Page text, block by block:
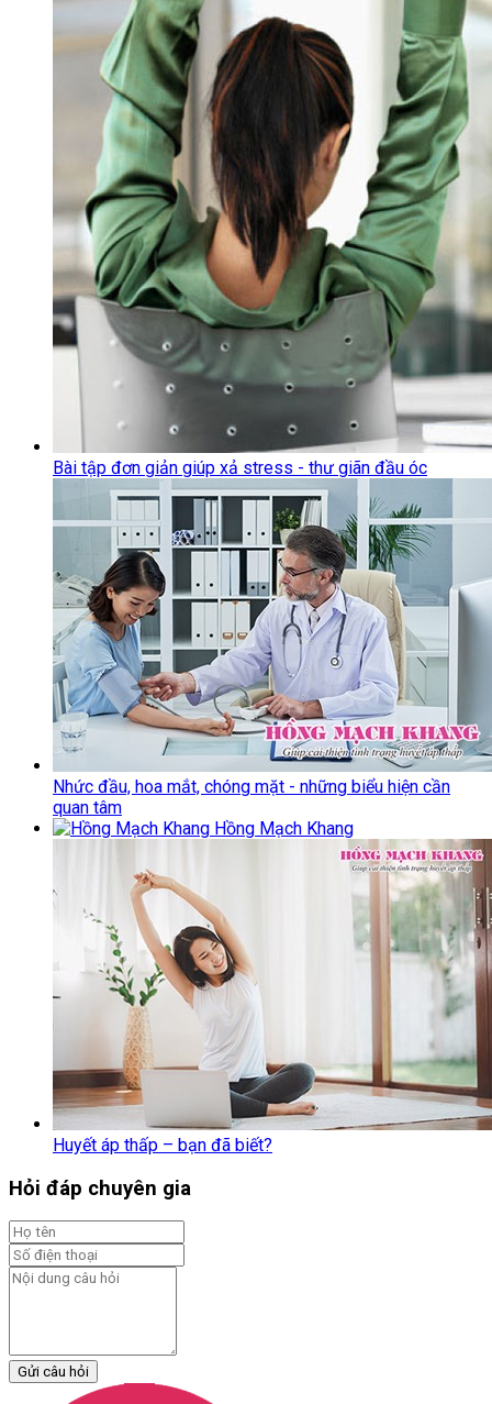
Bài tập đơn giản giúp xả stress - thư giãn đầu óc
Nhức đầu, hoa mắt, chóng mặt - những biểu hiện cần
quan tâm
Hồng Mạch Khang
Huyết áp thấp – bạn đã biết?
Hỏi đáp chuyên gia
Gửi câu hỏi